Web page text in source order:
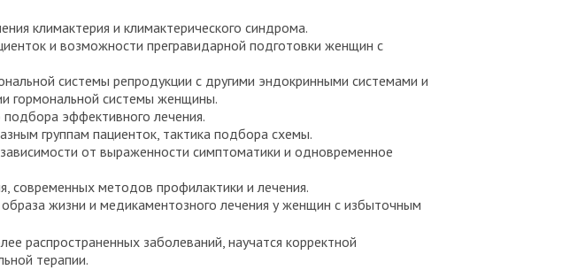
климактерия и климактерического синдрома.
и возможности прегравидарной подготовки женщин с
системы репродукции с другими эндокринными системами и
гормональной системы женщины.
эффективного лечения.
группам пациенток, тактика подбора схемы.
от выраженности симптоматики и одновременное
современных методов профилактики и лечения.
жизни и медикаментозного лечения у женщин с избыточным
распространенных заболеваний, научатся корректной
терапии.